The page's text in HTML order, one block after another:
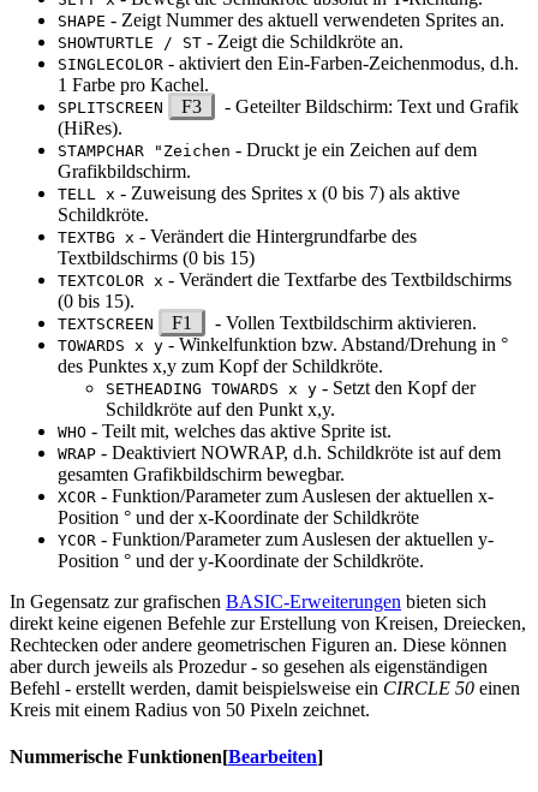
SHAPE - Zeigt Nummer des aktuell verwendeten Sprites an.
SHOWTURTLE / ST - Zeigt die Schildkröte an.
SINGLECOLOR - aktiviert den Ein-Farben-Zeichenmodus, d.h.
1 Farbe pro Kachel.
SPLITSCREEN F3
- Geteilter Bildschirm: Text und Grafik
(HiRes).
STAMPCHAR "Zeichen - Druckt je ein Zeichen auf dem
Grafikbildschirm.
TELL x - Zuweisung des Sprites x (0 bis 7) als aktive
Schildkröte.
TEXTBG x - Verändert die Hintergrundfarbe des
Textbildschirms (0 bis 15)
TEXTCOLOR x - Verändert die Textfarbe des Textbildschirms
(0 bis 15).
TEXTSCREEN F1 - Vollen Textbildschirm aktivieren.
TOWARDS x y - Winkelfunktion bzw. Abstand/Drehung in °
des Punktes x,y zum Kopf der Schildkröte.
SETHEADING TOWARDS x y - Setzt den Kopf der
Schildkröte auf den Punkt x,y.
WHO - Teilt mit, welches das aktive Sprite ist.
WRAP - Deaktiviert NOWRAP, d.h. Schildkröte ist auf dem
gesamten Grafikbildschirm bewegbar.
XCOR - Funktion/Parameter zum Auslesen der aktuellen x-
Position ° und der x-Koordinate der Schildkröte
YCOR - Funktion/Parameter zum Auslesen der aktuellen y-
Position ° und der y-Koordinate der Schildkröte.
In Gegensatz zur grafischen BASIC-Erweiterungen bieten sich
direkt keine eigenen Befehle zur Erstellung von Kreisen, Dreiecken,
Rechtecken oder andere geometrischen Figuren an. Diese können
aber durch jeweils als Prozedur - so gesehen als eigenständigen
Befehl - erstellt werden, damit beispielsweise ein CIRCLE 50 einen
Kreis mit einem Radius von 50 Pixeln zeichnet.
Nummerische Funktionen[Bearbeiten]